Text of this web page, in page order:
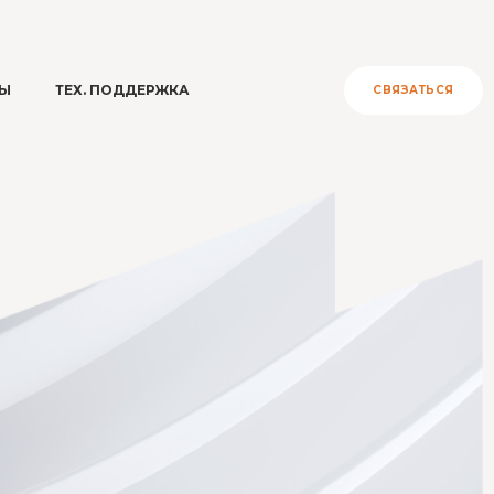
ТЕХ. ПОДДЕРЖКА СВЯЗАТЬСЯ